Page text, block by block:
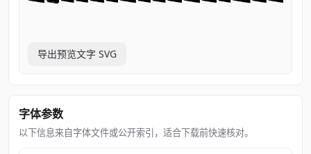
导出预览文字 SVG
字体参数
以下信息来自字体文件或公开索引，适合下载前快速核对。